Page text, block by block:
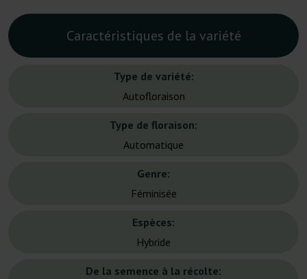
Caractéristiques de la variété
Type de variété:
Autofloraison
Type de floraison:
Automatique
Genre:
Féminisée
Espèces:
Hybride
De la semence à la récolte: